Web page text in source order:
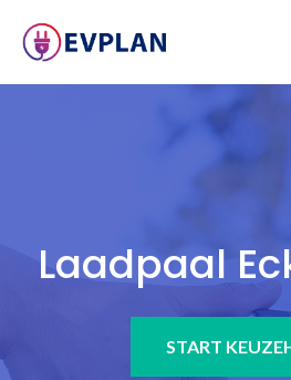
naar
Laadpaal
START